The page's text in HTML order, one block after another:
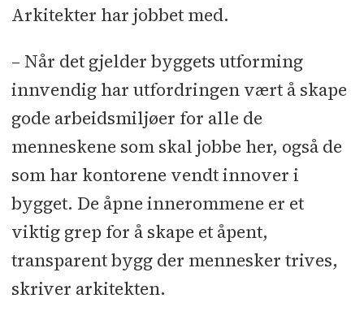
Arkitekter har jobbet med.
– Når det gjelder byggets utforming
innvendig har utfordringen vært å skape
gode arbeidsmiljøer for alle de
menneskene som skal jobbe her, også de
som har kontorene vendt innover i
bygget. De åpne innerommene er et
viktig grep for å skape et åpent,
transparent bygg der mennesker trives,
skriver arkitekten.